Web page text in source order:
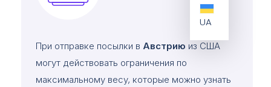
UA
При отправке посылки в Австрию из США
могут действовать ограничения по
максимальному весу, которые можно узнать